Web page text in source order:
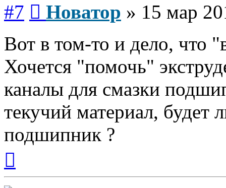
#7 Новатор » 15 мар
Вот в том-то и дело, что
Хочется "помочь"
каналы для смазки
текучий материал, будет
подшипник ?
началу